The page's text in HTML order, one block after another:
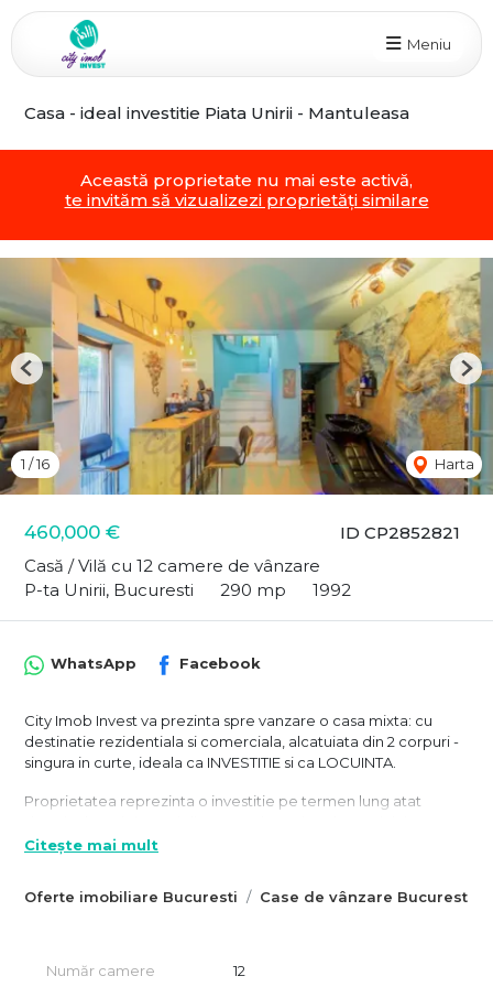
Meniu
Casa - ideal investitie Piata Unirii - Mantuleasa
Această proprietate nu mai este activă,
te invităm să vizualizezi proprietăți similare
ID CP2852821
460,000 €
Casă / Vilă cu 12 camere de vânzare
P-ta Unirii, Bucuresti
290 mp 1992
1 /16 Harta
Previous
Oferte imobiliare Bucuresti Case de vânzare Bucuresti
WhatsApp Facebook
City Imob Invest va prezinta spre vanzare o casa mixta: cu
destinatie rezidentiala si comerciala, alcatuiata din 2 corpuri -
singura in curte, ideala ca INVESTITIE si ca LOCUINTA.
Proprietatea reprezinta o investitie pe termen lung atat
A fost edificata in anul 1992-1993 si compelt renovata in anul
infrumusetare, iar accesul se face din strada. Dispunde de
Intreaga cladire poate avea functionalitate mixta si este
Citește mai mult
Număr camere 12